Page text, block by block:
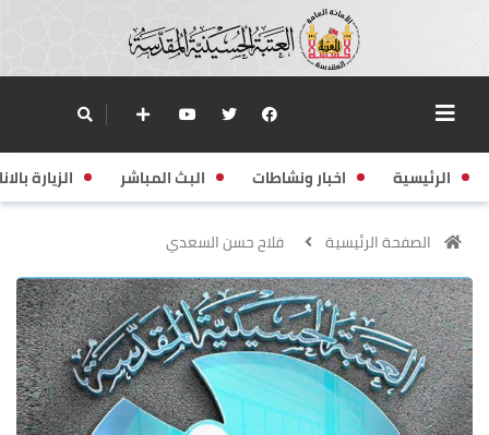
الرئيسية اخبار ونشاطات البث المباشر الزيارة
الصفحة الرئيسية فلاح حسن السعدي